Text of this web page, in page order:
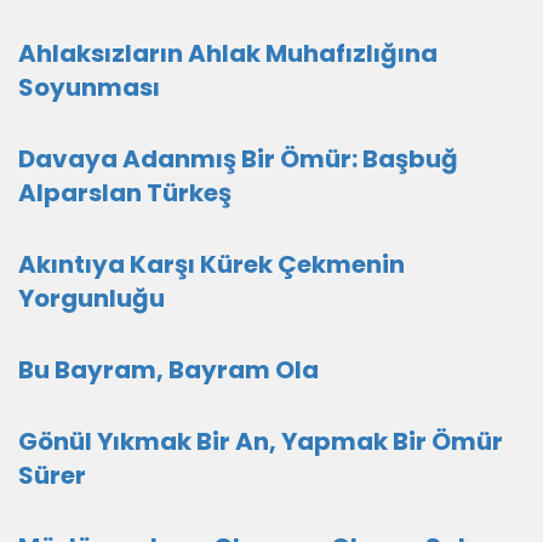
Ahlaksızların Ahlak Muhafızlığına
Soyunması
Davaya Adanmış Bir Ömür: Başbuğ
Alparslan Türkeş
Akıntıya Karşı Kürek Çekmenin
Yorgunluğu
Bu Bayram, Bayram Ola
Gönül Yıkmak Bir An, Yapmak Bir Ömür
Sürer